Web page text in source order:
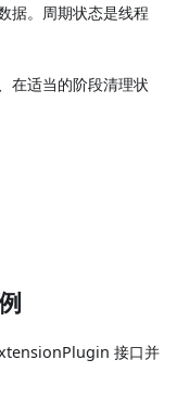
据。周期状态是线程
在适当的阶段清理状
接口并